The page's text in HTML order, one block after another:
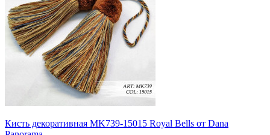
Кисть декоративная MK739-15015 Royal Bells от Dana